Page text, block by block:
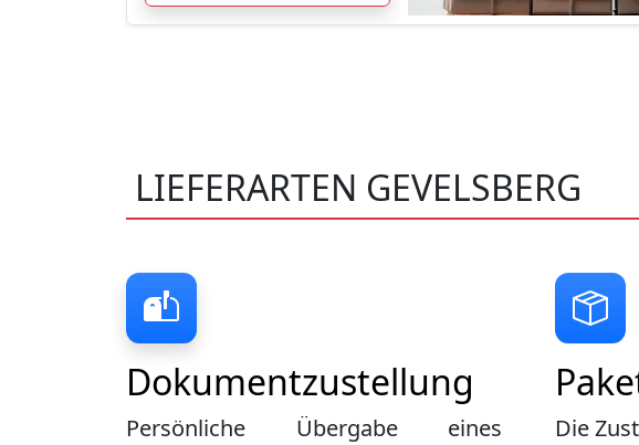
LIEFERARTEN GEVELSBERG
Dokumentzustellung
Persönliche Übergabe eines
Die